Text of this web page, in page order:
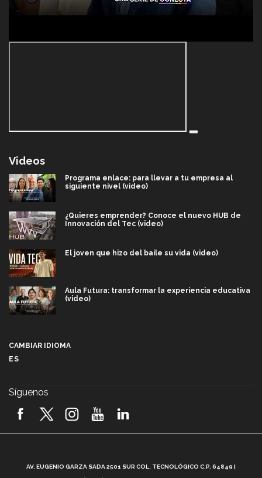
Videos
Programa enlace: para llevar a tu empresa al
siguiente nivel (video)
¿Quieres emprender? Conoce el nuevo HUB de
Innovación del Tec (video)
El joven que hizo del baile su vida (video)
Aula Futura: transformar la experiencia educativa
(video)
2026! (video)
CAMBIAR IDIOMA
ES
Síguenos
AV. EUGENIO GARZA SADA 2501 SUR COL. TECNOLÓGICO C.P. 64849 |